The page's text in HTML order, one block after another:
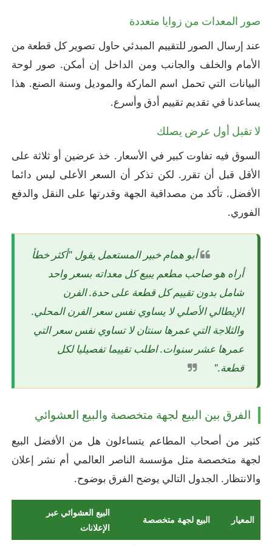
صور المعدات من زوايا متعددة
عند إرسال الصور للتقييم المبدئي حاول تصوير كل قطعة من
الأمام والخلف والجانب ومن الداخل إن أمكن. صور لوحة
البيانات التي تحمل اسم الماركة والموديل وسنة الصنع. هذا
يساعدنا في تقديم تقييم أدق وأسرع.
لا تقبل أول عرض يصلك
السوق فيه تفاوت كبير في الأسعار. خذ عرضين أو ثلاثة على
الأقل قبل أن تقرر. لكن تذكر أن السعر الأعلى ليس دائما
الأفضل. تأكد من مصداقية الجهة وقدرتها على النقل والدفع
الفوري.
أبو همام خبير المستعمل يقول "أكثر خطأ
أراه هو صاحب مطعم يبيع كل معداته بسعر واحد
شامل بدون تقييم كل قطعة على حدة. الفرن
الإيطالي الأصلي لا يساوي نفس سعر الفرن المحلي.
والثلاجة التي عمرها سنتان لا تساوي نفس سعر التي
عمرها عشر سنوات. اطلب تقييما تفصيليا لكل
قطعة."
الفرق بين البيع لجهة متخصصة والبيع العشوائي
كثير من أصحاب المطاعم يتساءلون هل من الأفضل البيع
لجهة متخصصة مثل مؤسسة الناصر العالمي أم نشر إعلان
والانتظار. الجدول التالي يوضح الفرق بوضوح.
المعيار البيع لجهة متخصصة
البيع العشوائي عبر
الإعلانات